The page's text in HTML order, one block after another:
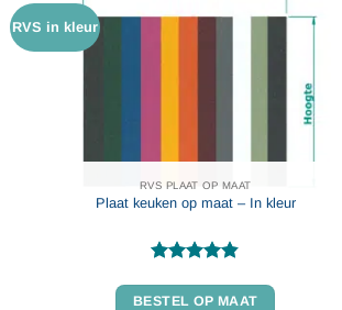
RVS in kleur
RVS PLAAT OP MAAT
Plaat keuken op maat – In kleur
4.79uit 5
BESTEL OP MAAT